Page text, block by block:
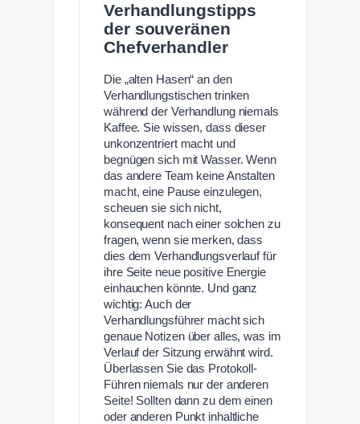
Verhandlungstipps
der souveränen
Chefverhandler
Die „alten Hasen“ an den
Verhandlungstischen trinken
während der Verhandlung niemals
Kaffee. Sie wissen, dass dieser
unkonzentriert macht und
begnügen sich mit Wasser. Wenn
das andere Team keine Anstalten
macht, eine Pause einzulegen,
scheuen sie sich nicht,
konsequent nach einer solchen zu
fragen, wenn sie merken, dass
dies dem Verhandlungsverlauf für
ihre Seite neue positive Energie
einhauchen könnte. Und ganz
wichtig: Auch der
Verhandlungsführer macht sich
genaue Notizen über alles, was im
Verlauf der Sitzung erwähnt wird.
Überlassen Sie das Protokoll-
Führen niemals nur der anderen
Seite! Sollten dann zu dem einen
oder anderen Punkt inhaltliche